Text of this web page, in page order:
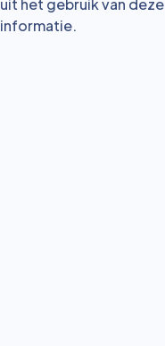
uit het gebruik van deze
informatie.